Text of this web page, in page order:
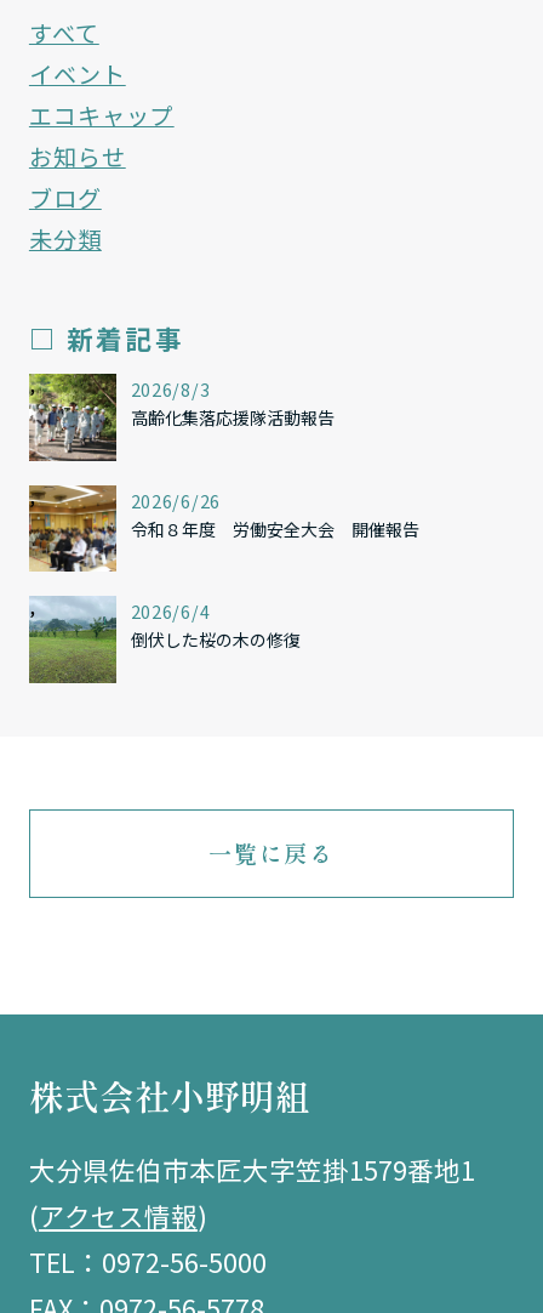
すべて
イベント
エコキャップ
お知らせ
ブログ
未分類
□ 新着記事
, 2026/8/3
高齢化集落応援隊活動報告
, 2026/6/26
令和８年度 労働安全大会 開催報告
, 2026/6/4
倒伏した桜の木の修復
一覧に戻る
株式会社小野明組
大分県佐伯市本匠大字笠掛1579番地1
(アクセス情報)
TEL：0972-56-5000